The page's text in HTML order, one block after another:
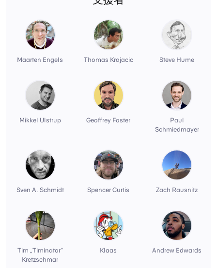
Maarten Engels Thomas Krajacic Steve Hume
Mikkel Ulstrup Geoffrey Foster
Paul
Schmiedmayer
Sven A. Schmidt Spencer Curtis Zach Rausnitz
Tim „Timinator“
Kretzschmar
Klaas Andrew Edwards